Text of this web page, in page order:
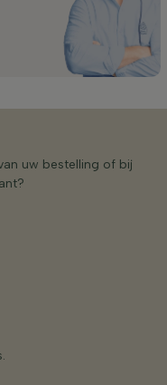
uw bestelling of bij